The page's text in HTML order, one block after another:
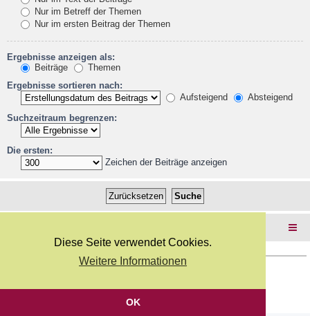
Diese Seite verwendet Cookies.
Weitere Informationen
OK
Nur im Betreff der Themen
Nur im ersten Beitrag der Themen
Ergebnisse anzeigen als:
Beiträge
Themen
Ergebnisse sortieren nach:
Aufsteigend
Absteigend
Suchzeitraum begrenzen:
Die ersten:
Zeichen der Beiträge anzeigen
Deutsche Übersetzung durchphpBB.de